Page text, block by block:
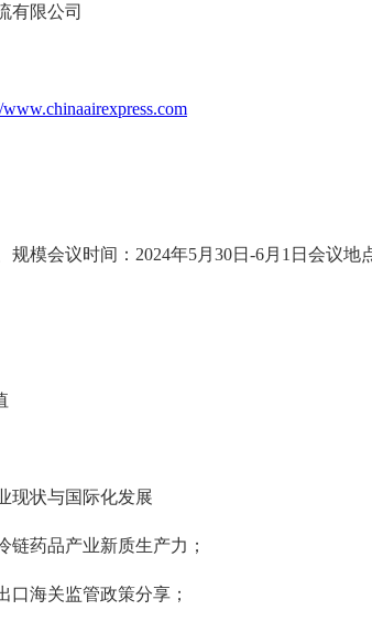
有限公司
规模会议时间：2024年5月30日-6月1日会议地
现状与国际化发展
链药品产业新质生产力；
口海关监管政策分享；